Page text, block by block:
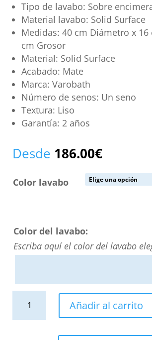
Tipo de lavabo: Sobre
Material lavabo: Solid Surface
Medidas: 40 cm Diámetro x 16
cm Grosor
Material: Solid Surface
Acabado: Mate
Marca: Varobath
Número de senos: Un seno
Textura: Liso
Garantía: 2 años
Desde 186.00€
Color lavabo
Color del lavabo:
Escriba aquí el color del lavabo
Añadir al carrito